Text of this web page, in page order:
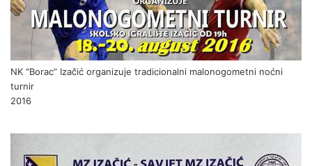
NK “Borac” Izačić organizuje tradicionalni malonogometni noćni
turnir
2016